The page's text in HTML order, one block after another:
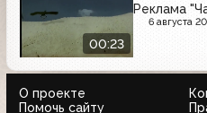
00:23
Реклама
6 августа
О проекте
Помочь сайту